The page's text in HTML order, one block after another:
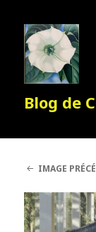
Blog de
IMAGE